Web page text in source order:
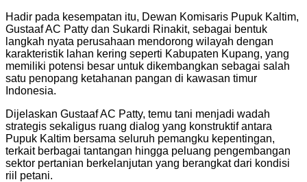
Hadir pada kesempatan itu, Dewan Komisaris Pupuk Kaltim,
Gustaaf AC Patty dan Sukardi Rinakit, sebagai bentuk
langkah nyata perusahaan mendorong wilayah dengan
karakteristik lahan kering seperti Kabupaten Kupang, yang
memiliki potensi besar untuk dikembangkan sebagai salah
satu penopang ketahanan pangan di kawasan timur
Indonesia.
Dijelaskan Gustaaf AC Patty, temu tani menjadi wadah
strategis sekaligus ruang dialog yang konstruktif antara
Pupuk Kaltim bersama seluruh pemangku kepentingan,
terkait berbagai tantangan hingga peluang pengembangan
sektor pertanian berkelanjutan yang berangkat dari kondisi
riil petani.